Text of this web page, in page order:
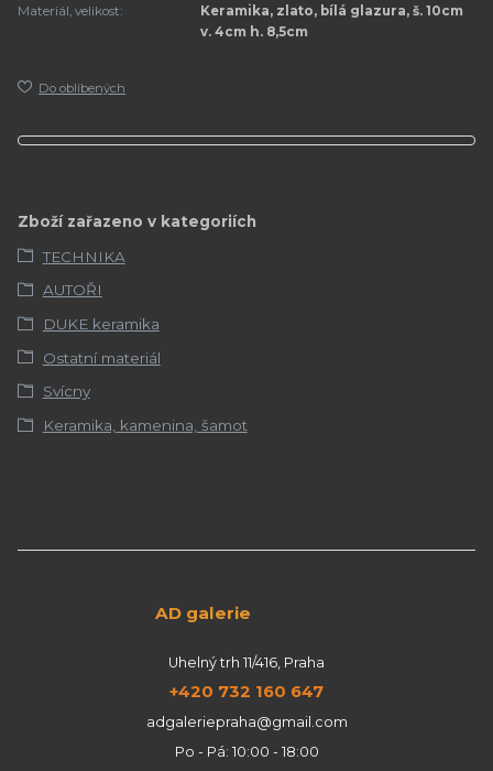
Materiál, velikost:
Keramika, zlato, bílá glazura, š. 10cm
v. 4cm h. 8,5cm
Do oblíbených
Zboží zařazeno v kategoriích
TECHNIKA
AUTOŘI
DUKE keramika
Ostatní materiál
Svícny
Keramika, kamenina, šamot
AD galerie
Uhelný trh 11/416, Praha
+420 732 160 647
adgaleriepraha@gmail.com
Po - Pá: 10:00 - 18:00